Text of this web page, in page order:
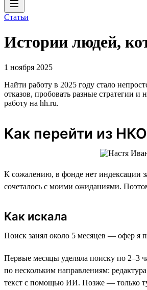
Статьи
Истории людей,
1 ноября 2025
Найти работу в 2025 году стало
отказов, пробовать разные стратегии
работу на hh.ru.
Как перейти из
К сожалению, в фонде нет индексации
сочеталось с моими ожиданиями.
Как искала
Поиск занял около 5 месяцев — офер я
Первые месяцы уделяла поиску по 2–3
по нескольким направлениям:
текст с помощью ИИ. Позже — только